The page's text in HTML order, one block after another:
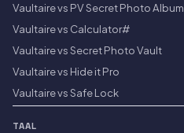
Vaultaire vs PV Secret Photo Album
Vaultaire vs Calculator#
Vaultaire vs Secret Photo Vault
Vaultaire vs Hide it Pro
Vaultaire vs Safe Lock
TAAL